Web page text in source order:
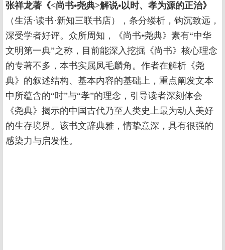
张祥龙著《<尚书•尧典>解说•以时、孝为源的正治》
（生活·读书·新知三联书店），条分缕析，钩沉致远，
深受学者好评。众所周知，《尚书•尧典》素有“中华
文明第一典”之称，目前能深入挖掘《尚书》核心理念
的专著不多，本书实属凤毛麟角。作者在解析《尧
典》的叙述结构、基本内容的基础上，重点阐发文本
中所蕴含的“时”与“孝”的理念，引导读者深刻体会
《尧典》揭示的中国古代乃至人类史上最为动人美好
的生存境界。该书文辞典雅，情挚意深，具有很强的
感染力与启发性。